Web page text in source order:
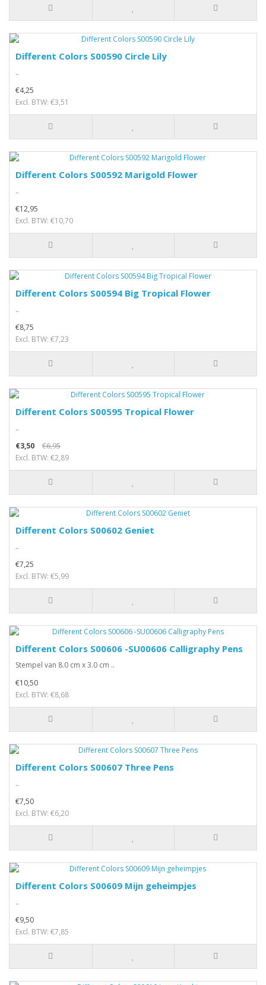
Different Colors S00590 Circle Lily
..
€4,25
Excl. BTW: €3,51
Different Colors S00592 Marigold Flower
..
€12,95
Excl. BTW: €10,70
Different Colors S00594 Big Tropical Flower
..
€8,75
Excl. BTW: €7,23
Different Colors S00595 Tropical Flower
..
€3,50
€6,95
Excl. BTW: €2,89
Different Colors S00602 Geniet
..
€7,25
Excl. BTW: €5,99
Different Colors S00606 -SU00606 Calligraphy Pens
Stempel van 8.0 cm x 3.0 cm ..
€10,50
Excl. BTW: €8,68
Different Colors S00607 Three Pens
..
€7,50
Excl. BTW: €6,20
Different Colors S00609 Mijn geheimpjes
..
€9,50
Excl. BTW: €7,85